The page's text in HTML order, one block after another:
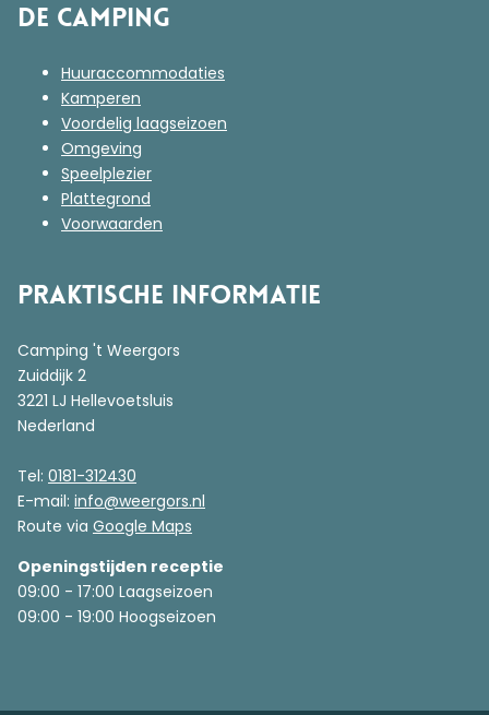
De Camping
Huuraccommodaties
Kamperen
Voordelig laagseizoen
Omgeving
Speelplezier
Plattegrond
Voorwaarden
Praktische informatie
Camping 't Weergors
Zuiddijk 2
3221 LJ Hellevoetsluis
Nederland
Tel: 0181-312430
E-mail: info@weergors.nl
Route via Google Maps
Openingstijden receptie
09:00 - 17:00 Laagseizoen
09:00 - 19:00 Hoogseizoen